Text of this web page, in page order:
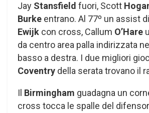
Jay Stansfield fuori, Scott
Burke entrano. Al 77º un assist
Ewijk con cross, Callum O’Hare
da centro area palla indirizzata
basso a destra. I due migliori
Coventry della serata trovano il
Il Birmingham guadagna un
cross tocca le spalle del